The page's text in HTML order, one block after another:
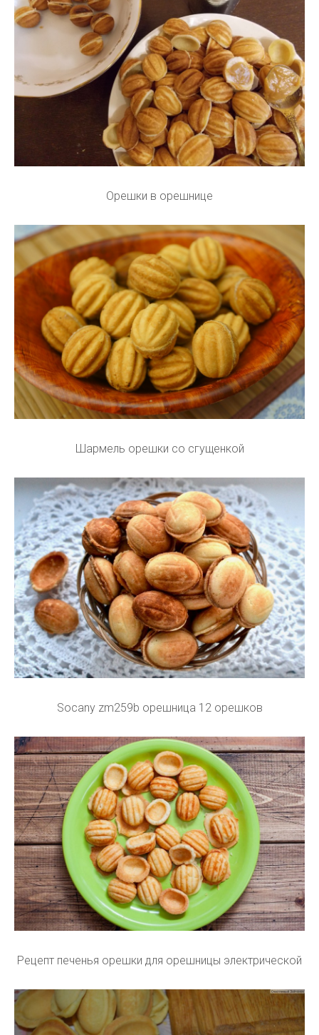
Орешки в орешнице
Шармель орешки со сгущенкой
Socany zm259b орешница 12 орешков
Рецепт печенья орешки для орешницы электрической